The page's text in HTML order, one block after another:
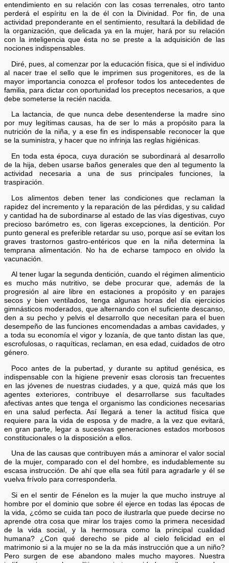
entendimiento en su relación con las cosas terrenales, otro tanto
perderá el espíritu en la de él con la Divinidad. Por fin, de una
actividad preponderante en el sentimiento, resultará la debilidad de
la organización, que delicada ya en la mujer, hará por su relación
con la inteligencia que ésta no se preste a la adquisición de las
nociones indispensables.
Diré, pues, al comenzar por la educación física, que si el individuo
al nacer trae el sello que le imprimen sus progenitores, es de la
mayor importancia conozca el profesor todos los antecedentes de
familia, para dictar con oportunidad los preceptos necesarios, a que
debe someterse la recién nacida.
La lactancia, de que nunca debe desentenderse la madre sino
por muy legítimas causas, ha de ser lo más a propósito para la
nutrición de la niña, y a ese fin es indispensable reconocer la que
se la suministra, y hacer que no infrinja las reglas higiénicas.
En toda esta época, cuya duración se subordinará al desarrollo
de la hija, deben usarse baños generales que den al tegumento la
actividad necesaria a una de sus principales funciones, la
traspiración.
Los alimentos deben tener las condiciones que reclaman la
rapidez del incremento y la reparación de las pérdidas, y su calidad
y cantidad ha de subordinarse al estado de las vías digestivas, cuyo
precioso barómetro es, con ligeras excepciones, la dentición. Por
punto general es preferible retardar su uso, porque así se evitan los
graves trastornos gastro-entéricos que en la niña determina la
temprana alimentación. No ha de echarse tampoco en olvido la
vacunación.
Al tener lugar la segunda dentición, cuando el régimen alimenticio
es mucho más nutritivo, se debe procurar que, además de la
progresión al aire libre en estaciones a propósito y en parajes
secos y bien ventilados, tenga algunas horas del día ejercicios
gimnásticos moderados, que alternando con el suficiente descanso,
den a su pecho y pelvis el desarrollo que necesitan para el buen
desempeño de las funciones encomendadas a ambas cavidades, y
a toda su economía el vigor y lozanía, de que tanto distan las que,
escrofulosas, o raquíticas, reclaman, en esa edad, cuidados de otro
género.
Poco antes de la pubertad, y durante su aptitud genésica, es
indispensable con la higiene prevenir esas clorosis tan frecuentes
en las jóvenes de nuestras ciudades, y a que, quizá más que los
agentes exteriores, contribuye el desarrollarse sus facultades
afectivas antes que tenga el organismo las condiciones necesarias
en una salud perfecta. Así llegará a tener la actitud física que
requiere para la vida de esposa y de madre, a la vez que evitará,
en gran parte, legar a sucesivas generaciones estados morbosos
constitucionales o la disposición a ellos.
Una de las causas que contribuyen más a aminorar el valor social
de la mujer, comparado con el del hombre, es indudablemente su
escasa instrucción. De ahí que ella sea fútil para agradarle y él se
vuelva frívolo para corresponderla.
Si en el sentir de Fénelon es la mujer la que mucho instruye al
hombre por el dominio que sobre él ejerce en todas las épocas de
la vida, ¿cómo se cuida tan poco de ilustrarla que puede decirse no
aprende otra cosa que mirar los trajes como la primera necesidad
de la vida social, y la hermosura como la principal cualidad
humana? ¿Con qué derecho se pide al cielo felicidad en el
matrimonio si a la mujer no se la da más instrucción que a un niño?
Pero surgen de ese abandono males mucho mayores. Nuestra